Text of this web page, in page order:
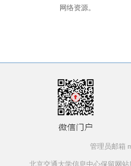
网络资源。
管理员邮箱